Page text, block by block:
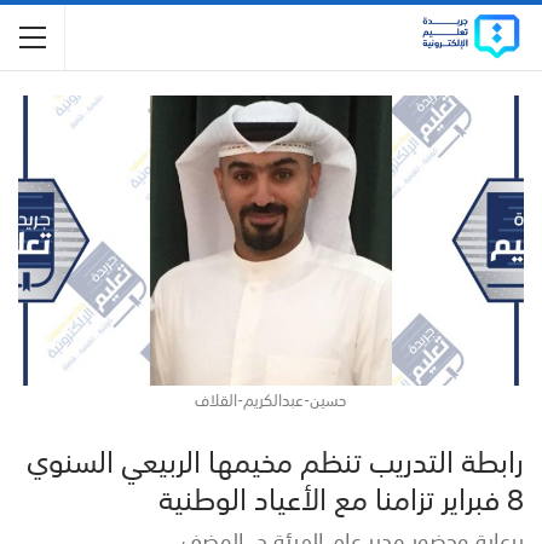
حسين-عبدالكريم-القلاف
رابطة التدريب تنظم مخيمها الربيعي السنوي
8 فبراير تزامنا مع الأعياد الوطنية